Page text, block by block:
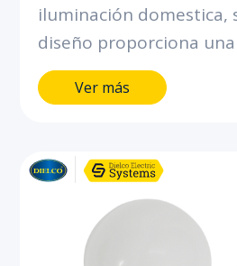
iluminación domestica,
diseño proporciona una mejor
iluminación interior.
90% de energía
Ver más